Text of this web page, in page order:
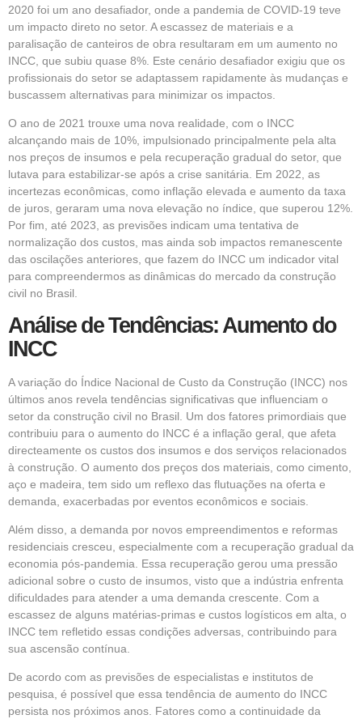
2020 foi um ano desafiador, onde a pandemia de COVID-19 teve
um impacto direto no setor. A escassez de materiais e a
paralisação de canteiros de obra resultaram em um aumento no
INCC, que subiu quase 8%. Este cenário desafiador exigiu que os
profissionais do setor se adaptassem rapidamente às mudanças e
buscassem alternativas para minimizar os impactos.
O ano de 2021 trouxe uma nova realidade, com o INCC
alcançando mais de 10%, impulsionado principalmente pela alta
nos preços de insumos e pela recuperação gradual do setor, que
lutava para estabilizar-se após a crise sanitária. Em 2022, as
incertezas econômicas, como inflação elevada e aumento da taxa
de juros, geraram uma nova elevação no índice, que superou 12%.
Por fim, até 2023, as previsões indicam uma tentativa de
normalização dos custos, mas ainda sob impactos remanescente
das oscilações anteriores, que fazem do INCC um indicador vital
para compreendermos as dinâmicas do mercado da construção
civil no Brasil.
Análise de Tendências: Aumento do
INCC
A variação do Índice Nacional de Custo da Construção (INCC) nos
últimos anos revela tendências significativas que influenciam o
setor da construção civil no Brasil. Um dos fatores primordiais que
contribuiu para o aumento do INCC é a inflação geral, que afeta
directeamente os custos dos insumos e dos serviços relacionados
à construção. O aumento dos preços dos materiais, como cimento,
aço e madeira, tem sido um reflexo das flutuações na oferta e
demanda, exacerbadas por eventos econômicos e sociais.
Além disso, a demanda por novos empreendimentos e reformas
residenciais cresceu, especialmente com a recuperação gradual da
economia pós-pandemia. Essa recuperação gerou uma pressão
adicional sobre o custo de insumos, visto que a indústria enfrenta
dificuldades para atender a uma demanda crescente. Com a
escassez de alguns matérias-primas e custos logísticos em alta, o
INCC tem refletido essas condições adversas, contribuindo para
sua ascensão contínua.
De acordo com as previsões de especialistas e institutos de
pesquisa, é possível que essa tendência de aumento do INCC
persista nos próximos anos. Fatores como a continuidade da